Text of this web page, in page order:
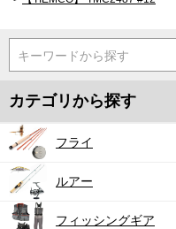
キーワードから探す
カテゴリから探す
フライ
ルアー
フィッシングギア